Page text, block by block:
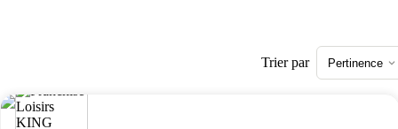
Trier par Pertinence